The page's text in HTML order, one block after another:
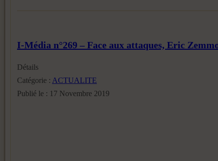
I-Média n°269 – Face aux attaques, Eric
Détails
Catégorie : ACTUALITE
Publié le : 17 Novembre 2019